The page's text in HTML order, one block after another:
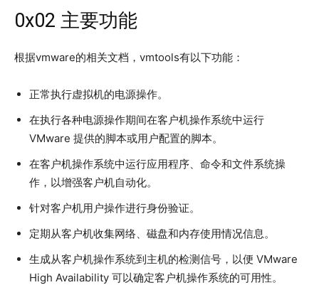
0x02 主要功能
根据vmware的相关文档，vmtools有以下功能：
正常执行虚拟机的电源操作。
在执行各种电源操作期间在客户机操作系统中运行
VMware 提供的脚本或用户配置的脚本。
在客户机操作系统中运行应用程序、命令和文件系统操
作，以增强客户机自动化。
针对客户机用户操作进行身份验证。
定期从客户机收集网络、磁盘和内存使用情况信息。
生成从客户机操作系统到主机的检测信号，以便 VMware
High Availability 可以确定客户机操作系统的可用性。